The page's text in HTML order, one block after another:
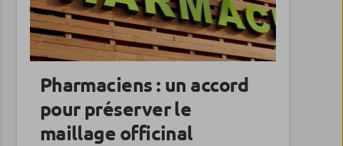
Pharmaciens : un accord
pour préserver le
maillage officinal